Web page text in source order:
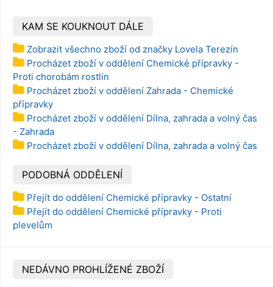
KAM SE KOUKNOUT DÁLE
Zobrazit všechno zboží od značky Lovela Terezín
Procházet zboží v oddělení Chemické přípravky -
Proti chorobám rostlin
Procházet zboží v oddělení Zahrada - Chemické
přípravky
Procházet zboží v oddělení Dílna, zahrada a volný čas
- Zahrada
Procházet zboží v oddělení Dílna, zahrada a volný čas
PODOBNÁ ODDĚLENÍ
Přejít do oddělení Chemické přípravky - Ostatní
Přejít do oddělení Chemické přípravky - Proti
plevelům
NEDÁVNO PROHLÍŽENÉ ZBOŽÍ